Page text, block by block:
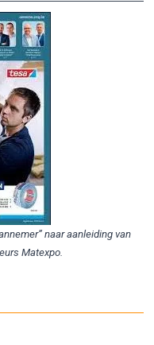
naar aanleiding van
Matexpo.